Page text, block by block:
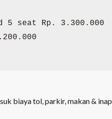
seat Rp. 3.300.000
biaya tol, parkir, makan &